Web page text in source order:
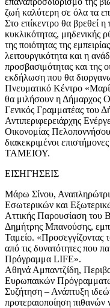
ζωή καλύτερη σε όλα τα
Στο επίκεντρο θα βρεθεί
κυκλικότητας, μηδενικής
της ποιότητας της
λειτουργικότητα και η
προσβασιμότητας και της
εκδήλωση που θα
Πνευματικό Κέντρο
θα μιλήσουν η Δήμαρχος
Γενικός Γραμματέας του
Αντιπεριφερειάρχης
Οικονομίας
διακεκριμένοι
ΤΑΜΕΙΟΥ.
ΕΙΣΗΓΗΣΕΙΣ
Μάρω Σίνου,
Εσωτερικών και
Αττικής Παρουσίαση
Δημήτρης Μπανούσης,
Ταμείο.
από τις δυνατότητες που
Πρόγραμμα LIFE».
Αθηνά Αμπαντζίδη,
Eυρωπαικών
Συζήτηση – Ανάπτυξη
προτεραιοποίηση πιθανών